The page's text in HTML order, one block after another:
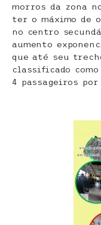
morros da zona
ter o máximo de
no centro
aumento
que até seu
classificado
4 passageiros por